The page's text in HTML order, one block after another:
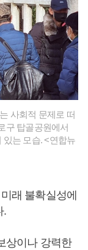
사회적 문제로 떠
구 탑골공원에서
있는 모습. <연합뉴
래 불확실성에
.
상이나 강력한